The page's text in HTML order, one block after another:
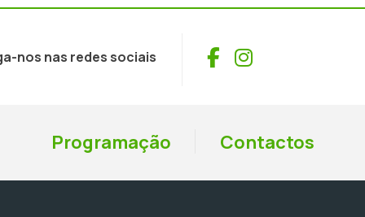
nos nas redes sociais Facebook
Instagram
Programação Contactos